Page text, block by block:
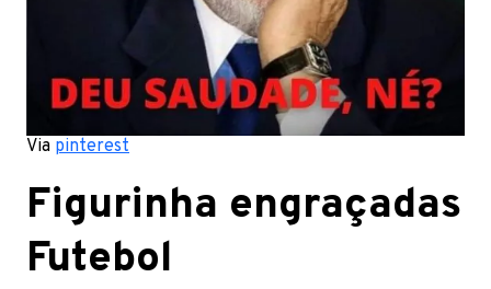
Via pinterest
Figurinha engraçadas
Futebol